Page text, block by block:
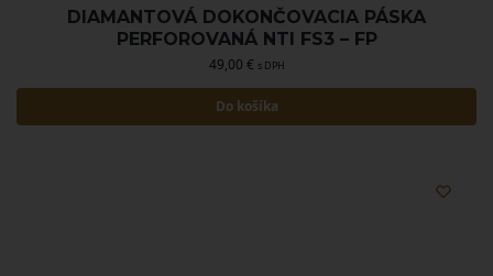
DIAMANTOVÁ DOKONČOVACIA PÁSKA
PERFOROVANÁ NTI FS3 – FP
49,00 € s DPH
Do košíka